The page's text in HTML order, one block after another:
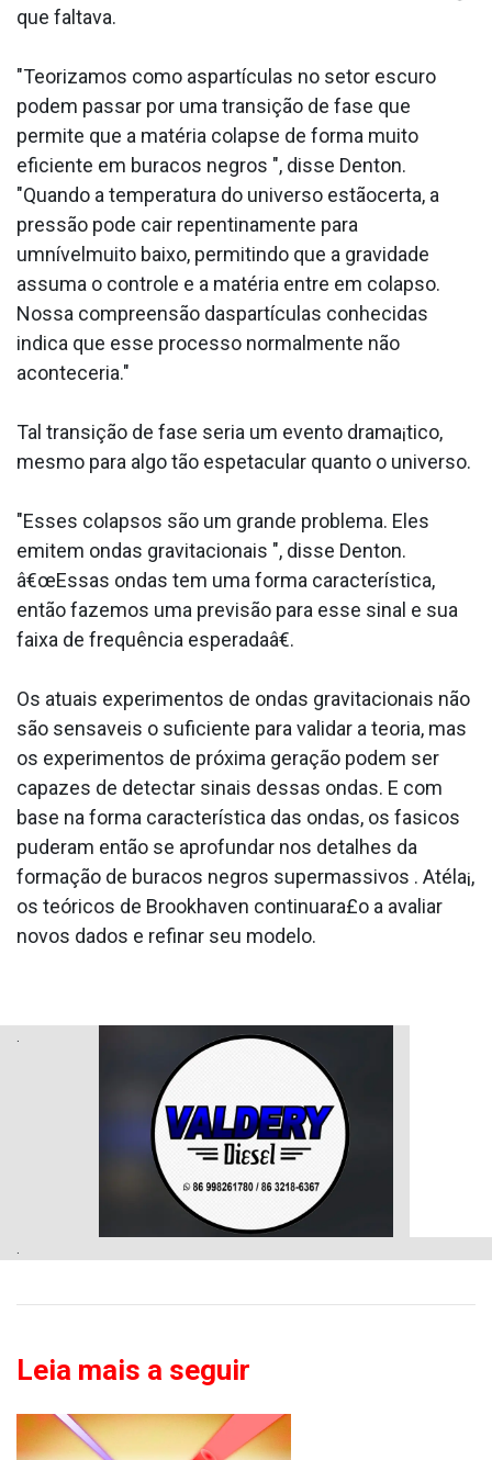
que faltava.
"Teorizamos como aspartículas no setor escuro
podem passar por uma transição de fase que
permite que a matéria colapse de forma muito
eficiente em buracos negros ", disse Denton.
"Quando a temperatura do universo estãocerta, a
pressão pode cair repentinamente para
umnívelmuito baixo, permitindo que a gravidade
assuma o controle e a matéria entre em colapso.
Nossa compreensão daspartículas conhecidas
indica que esse processo normalmente não
aconteceria."
Tal transição de fase seria um evento drama¡tico,
mesmo para algo tão espetacular quanto o universo.
"Esses colapsos são um grande problema. Eles
emitem ondas gravitacionais ", disse Denton.
â€œEssas ondas tem uma forma caracterí­stica,
então fazemos uma previsão para esse sinal e sua
faixa de frequência esperadaâ€.
Os atuais experimentos de ondas gravitacionais não
são sensa­veis o suficiente para validar a teoria, mas
os experimentos de próxima geração podem ser
capazes de detectar sinais dessas ondas. E com
base na forma caracterí­stica das ondas, os fa­sicos
puderam então se aprofundar nos detalhes da
formação de buracos negros supermassivos . Atéla¡,
os teóricos de Brookhaven continuara£o a avaliar
novos dados e refinar seu modelo.
Leia mais a seguir